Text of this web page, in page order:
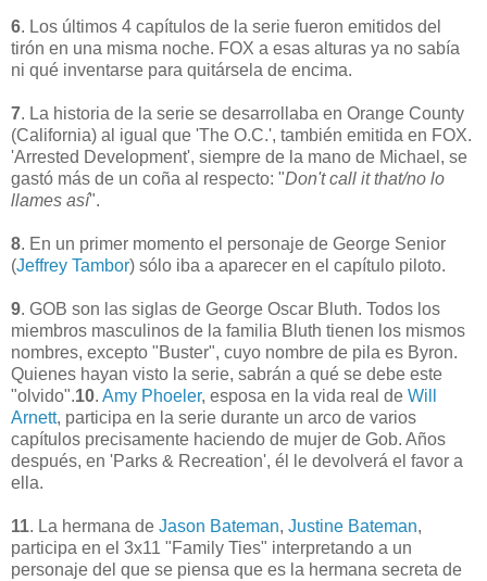
6. Los últimos 4 capítulos de la serie fueron emitidos del
tirón en una misma noche. FOX a esas alturas ya no sabía
ni qué inventarse para quitársela de encima.
7. La historia de la serie se desarrollaba en Orange County
(California) al igual que 'The O.C.', también emitida en FOX.
'Arrested Development', siempre de la mano de Michael, se
gastó más de un coña al respecto: "Don't call it that/no lo
llames así".
8. En un primer momento el personaje de George Senior
(Jeffrey Tambor) sólo iba a aparecer en el capítulo piloto.
9. GOB son las siglas de George Oscar Bluth. Todos los
miembros masculinos de la familia Bluth tienen los mismos
nombres, excepto "Buster", cuyo nombre de pila es Byron.
Quienes hayan visto la serie, sabrán a qué se debe este
"olvido".10. Amy Phoeler, esposa en la vida real de Will
Arnett, participa en la serie durante un arco de varios
capítulos precisamente haciendo de mujer de Gob. Años
después, en 'Parks & Recreation', él le devolverá el favor a
ella.
11. La hermana de Jason Bateman, Justine Bateman,
participa en el 3x11 "Family Ties" interpretando a un
personaje del que se piensa que es la hermana secreta de